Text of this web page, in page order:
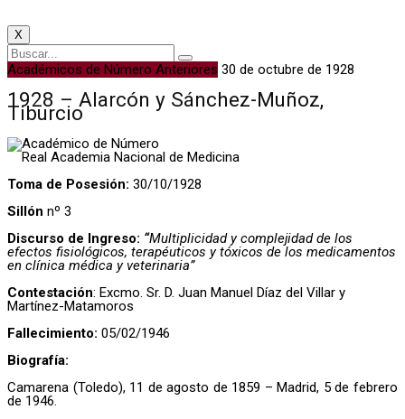
X
Académicos de Número Anteriores 30 de octubre de 1928
1928 – Alarcón y Sánchez-Muñoz,
Tiburcio
Académico de Número
Real Academia Nacional de Medicina
Toma de Posesión: 30/10/1928
Sillón nº 3
Discurso de Ingreso: “Multiplicidad y complejidad de los
efectos fisiológicos, terapéuticos y tóxicos de los medicamentos
en clínica médica y veterinaria”
Contestación: Excmo. Sr. D. Juan Manuel Díaz del Villar y
Martínez-Matamoros
Fallecimiento: 05/02/1946
Biografía:
Camarena (Toledo), 11 de agosto de 1859 – Madrid, 5 de febrero
de 1946.